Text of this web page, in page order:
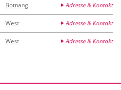
Botnang Adresse & Kontakt
West Adresse & Kontakt
West Adresse & Kontakt